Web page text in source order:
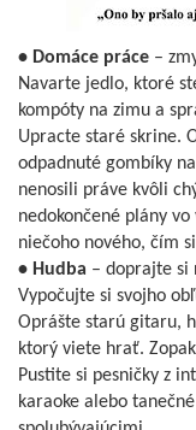
• Domáce práce –
Navarte jedlo, ktoré
kompóty na zimu a
Upracte staré skrine.
odpadnuté gombíky
nenosili práve kvôli
nedokončené plány
niečoho nového, čím
• Hudba – doprajte si
Vypočujte si svojho
Oprášte starú gitaru,
ktorý viete hrať.
Pustite si pesničky z
karaoke alebo